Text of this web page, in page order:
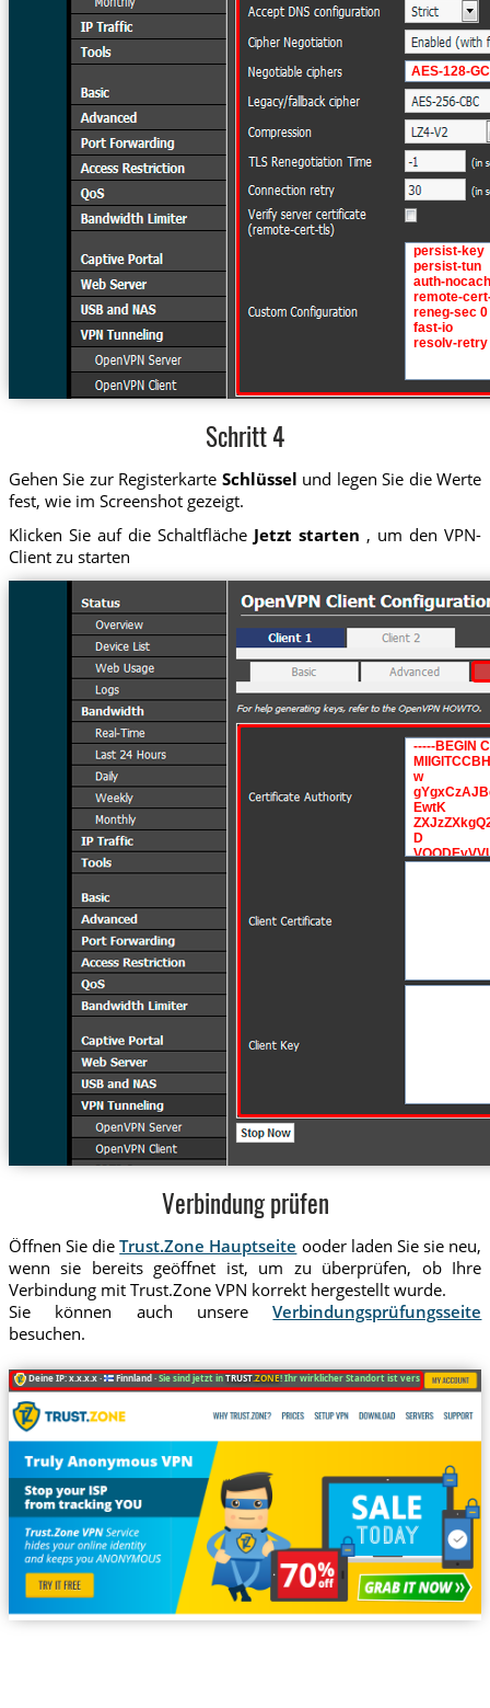
Schritt 4
Gehen Sie zur Registerkarte Schlüssel und legen Sie die Werte
fest, wie im Screenshot gezeigt.
Klicken Sie auf die Schaltfläche Jetzt starten , um den VPN-
Client zu starten
Verbindung prüfen
Öffnen Sie dieTrust.Zone Hauptseite ooder laden Sie sie neu,
wenn sie bereits geöffnet ist, um zu überprüfen, ob Ihre
Verbindung mit Trust.Zone VPN korrekt hergestellt wurde.
Sie können auch unsereVerbindungsprüfungsseite
besuchen.
Deine IP: x.x.x.x · Finnland ·Sie sind jetzt inTRUST.ZONE! Ihr wirklicher Standort ist versteckt!